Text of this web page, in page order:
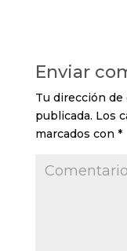
Enviar
Tu dirección
publicada. Los
marcados con *